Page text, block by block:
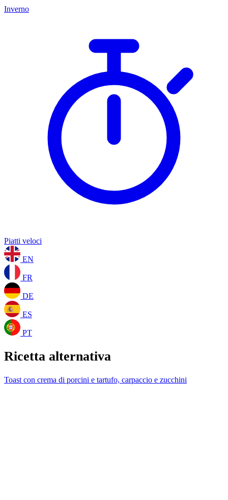
Inverno
Piatti veloci
EN
FR
DE
ES
PT
Ricetta alternativa
Toast con crema di porcini e tartufo, carpaccio e zucchini